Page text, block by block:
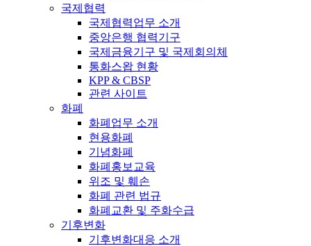
국제협력
국제협력업무 소개
중앙은행 협력기구
국제금융기구 및 국제회의체
통화스왑 현황
KPP & CBSP
관련 사이트
화폐
화폐업무 소개
현용화폐
기념화폐
화폐홍보교육
위조 및 훼손
화폐 관련 법규
화폐교환 및 주화수급
기후변화
기후변화대응 소개